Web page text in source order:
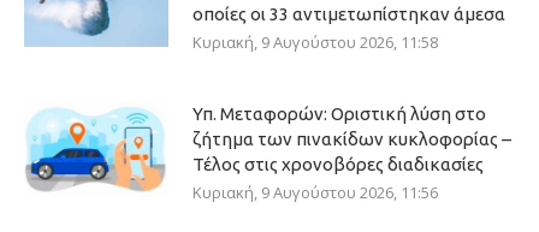
οποίες οι 33 αντιμετωπίστηκαν άμεσα
Κυριακή, 9 Αυγούστου 2026, 11:58
Υπ. Μεταφορών: Οριστική λύση στο
ζήτημα των πινακίδων κυκλοφορίας –
Τέλος στις χρονοβόρες διαδικασίες
Κυριακή, 9 Αυγούστου 2026, 11:56